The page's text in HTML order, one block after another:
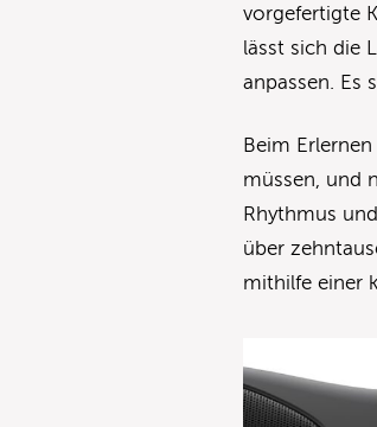
vorgefertigte
lässt sich die
anpassen. Es
Beim
müssen, und
Rhythmus
über
mithilfe einer